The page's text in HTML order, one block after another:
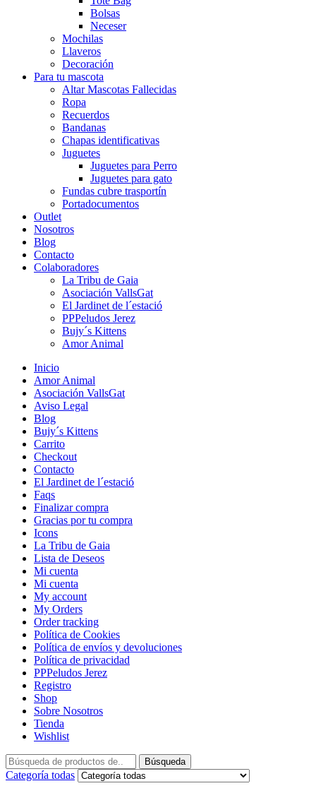
Bolsas
Neceser
Mochilas
Llaveros
Decoración
Para tu mascota
Altar Mascotas Fallecidas
Ropa
Recuerdos
Bandanas
Chapas identificativas
Juguetes
Juguetes para Perro
Juguetes para gato
Fundas cubre trasportín
Portadocumentos
Outlet
Nosotros
Blog
Contacto
Colaboradores
La Tribu de Gaia
Asociación VallsGat
El Jardinet de l´estació
PPPeludos Jerez
Bujy´s Kittens
Amor Animal
Inicio
Amor Animal
Asociación VallsGat
Aviso Legal
Blog
Bujy´s Kittens
Carrito
Checkout
Contacto
El Jardinet de l´estació
Faqs
Finalizar compra
Gracias por tu compra
Icons
La Tribu de Gaia
Lista de Deseos
Mi cuenta
Mi cuenta
My account
My Orders
Order tracking
Política de Cookies
Política de envíos y devoluciones
Política de privacidad
PPPeludos Jerez
Registro
Shop
Sobre Nosotros
Tienda
Wishlist
Búsqueda
Categoría todas